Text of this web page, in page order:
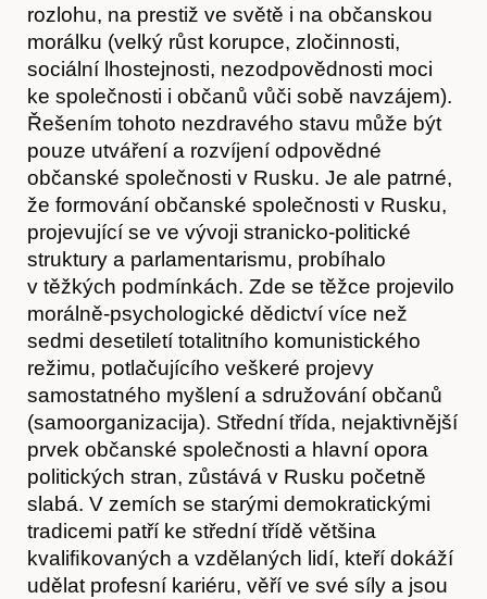
Hostcast
rozlohu, na prestiž ve světě i na občanskou
morálku (velký růst korupce, zločinnosti,
sociální lhostejnosti, nezodpovědnosti moci
ke společnosti i občanů vůči sobě navzájem).
Řešením tohoto nezdravého stavu může být
pouze utváření a rozvíjení odpovědné
občanské společnosti v Rusku. Je ale patrné,
že formování občanské společnosti v Rusku,
projevující se ve vývoji stranicko-politické
struktury a parlamentarismu, probíhalo
v těžkých podmínkách. Zde se těžce projevilo
morálně-psychologické dědictví více než
sedmi desetiletí totalitního komunistického
režimu, potlačujícího veškeré projevy
samostatného myšlení a sdružování občanů
(samoorganizacija). Střední třída, nejaktivnější
prvek občanské společnosti a hlavní opora
politických stran, zůstává v Rusku početně
slabá. V zemích se starými demokratickými
tradicemi patří ke střední třídě většina
kvaliﬁkovaných a vzdělaných lidí, kteří dokáží
udělat profesní kariéru, věří ve své síly a jsou